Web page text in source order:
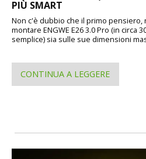
PIÙ SMART
Non c'è dubbio che il primo pensiero,
montare ENGWE E26 3.0 Pro (in circa
semplice) sia sulle sue dimensioni
CONTINUA A LEGGERE